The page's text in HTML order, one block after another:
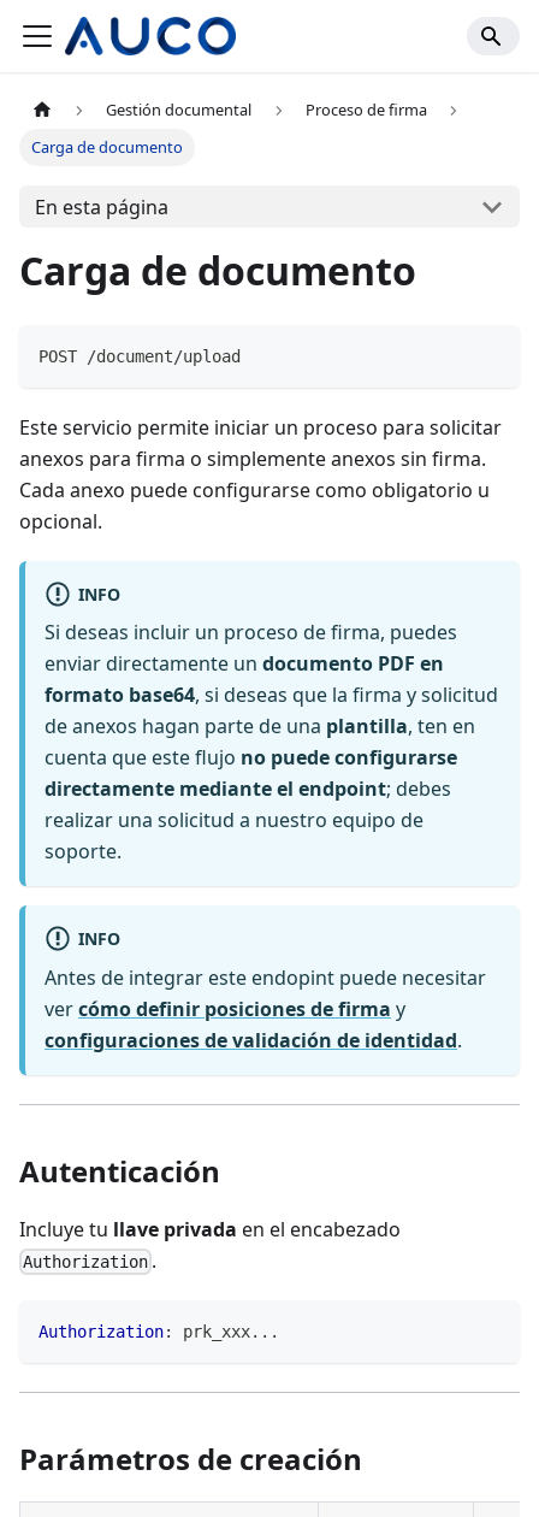
Gestión documental
Proceso de firma
Carga de documento
En esta página
Carga de documento
POST /document/upload
Este servicio permite iniciar un proceso para solicitar
anexos para firma o simplemente anexos sin firma.
Cada anexo puede configurarse como obligatorio u
opcional.
INFO
Si deseas incluir un proceso de firma, puedes
enviar directamente un documento PDF en
formato base64, si deseas que la firma y solicitud
de anexos hagan parte de una plantilla, ten en
cuenta que este flujo no puede configurarse
directamente mediante el endpoint; debes
realizar una solicitud a nuestro equipo de
soporte.
INFO
Antes de integrar este endopint puede necesitar
vercómo definir posiciones de firma y
configuraciones de validación de identidad.
Autenticación
Incluye tu llave privada en el encabezado
Authorization .
Authorization: prk_xxx...
Parámetros de creación